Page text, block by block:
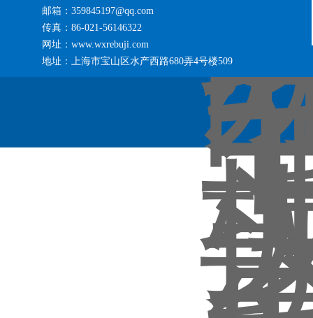
邮箱：359845197@qq.com
传真：86-021-56146322
网址：www.wxrebuji.com
地址：上海市宝山区水产西路680弄4号楼509